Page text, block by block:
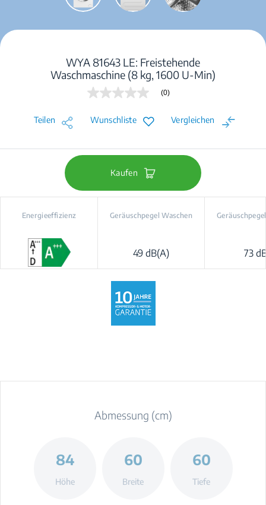
WYA 81643 LE: Freistehende
Waschmaschine (8 kg, 1600 U-Min)
Kein
Link
auf
(0)
Teilen Wunschliste Vergleichen
Kaufen
Energieeffizienz Geräuschpegel Waschen
49 dB(A) 73
Abmessung (cm)
84
Höhe
60
Breite
60
Tiefe